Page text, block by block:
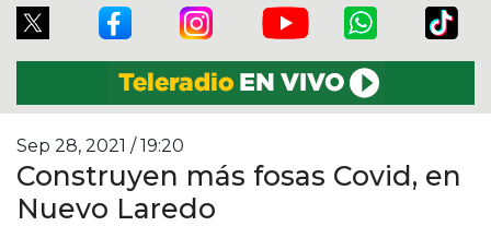
Sep 28, 2021 / 19:20
Construyen más fosas Covid, en
Nuevo Laredo